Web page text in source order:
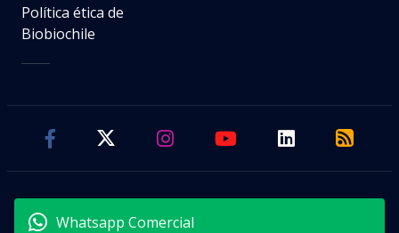
Política ética de
Biobiochile
Whatsapp Comercial